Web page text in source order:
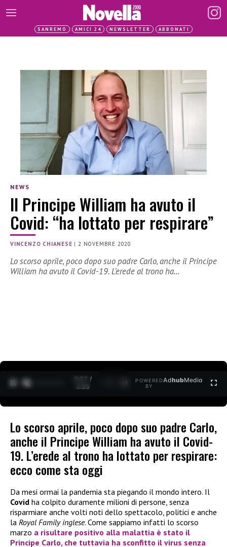
SANREMO AMICI 24 NEWSLETTER ABBONATI
NEWS
Il Principe William ha avuto il
Covid: “ha lottato per respirare”
VINCENZO CHIANESE |2 NOVEMBRE 2020
Lo scorso aprile, poco dopo suo padre Carlo, anche il Principe
William ha avuto il Covid-19. L’erede al trono ha…
0:27 /
3:35
POWERED
BY
AdhubMedia
Lo scorso aprile, poco dopo suo padre Carlo,
anche il Principe William ha avuto il Covid-
19. L’erede al trono ha lottato per respirare:
ecco come sta oggi
Da mesi ormai la pandemia sta piegando il mondo intero. Il
Covid ha colpito duramente milioni di persone, senza
risparmiare anche volti noti dello spettacolo, politici e anche
la Royal Family inglese. Come sappiamo infatti lo scorso
marzo a risultare positivo alla malattia è stato il
Principe Carlo, che tuttavia ha sconfitto il virus senza